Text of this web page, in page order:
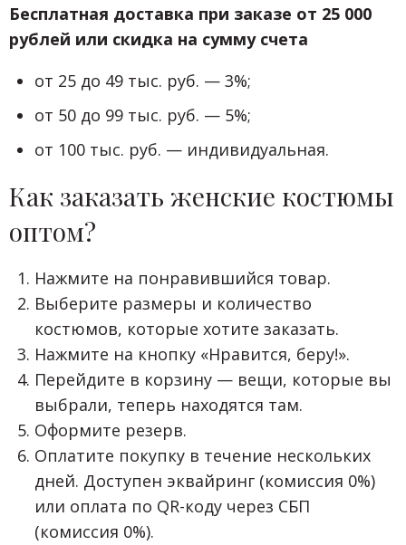
Бесплатная доставка при заказе от 25 000
рублей или скидка на сумму счета
от 25 до 49 тыс. руб. — 3%;
от 50 до 99 тыс. руб. — 5%;
от 100 тыс. руб. — индивидуальная.
Как заказать женские костюмы
оптом?
Нажмите на понравившийся товар.
Выберите размеры и количество
костюмов, которые хотите заказать.
Нажмите на кнопку «Нравится, беру!».
Перейдите в корзину — вещи, которые вы
выбрали, теперь находятся там.
Оформите резерв.
Оплатите покупку в течение нескольких
дней. Доступен эквайринг (комиссия 0%)
или оплата по QR-коду через СБП
(комиссия 0%).